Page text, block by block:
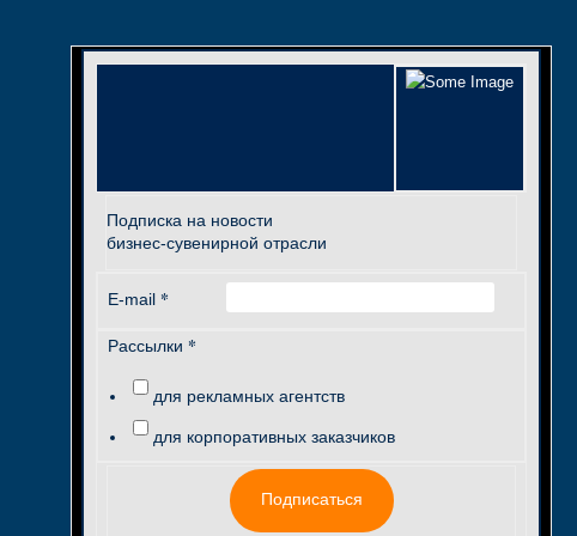
Подписка на новости
бизнес-сувенирной отрасли
E-mail *
Рассылки *
для рекламных агентств
для корпоративных заказчиков
Подписаться